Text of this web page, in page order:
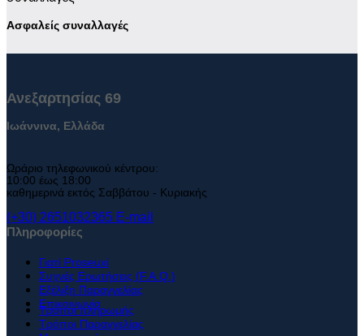
Ασφαλείς συναλλαγές
Ανεξαρτησίας 69
Ιωάννινα, Ελλάδα
Ωράριο τηλεφωνικού κέντρου:
10:00 έως 18:00
καθημερινά εκτός Σαββάτου - Κυριακής
(+30) 2651032365 E-mail
Πληροφορίες
Γιατί Proseuxi
Συχνές Ερωτήσεις (F.A.Q.)
Εξέλιξη Παραγγελίας
Επικοινωνία
Τρόποι πληρωμής
Τρόποι Παραγγελίας